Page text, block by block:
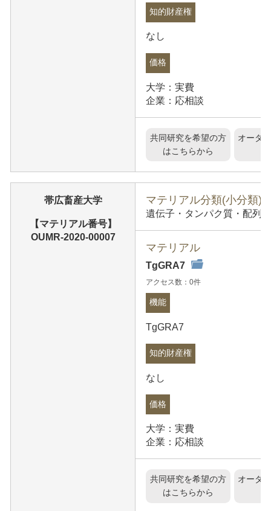
知的財産権
なし
価格
大学：実費
企業：応相談
共同研究を希望の方
はこちらから
オーダ
帯広畜産大学
【マテリアル番号】
OUMR-2020-00007
マテリアル分類(小分類)
遺伝子・タンパク質・配列
マテリアル
TgGRA7
アクセス数：0件
機能
TgGRA7
知的財産権
なし
価格
大学：実費
企業：応相談
共同研究を希望の方
はこちらから
オーダ